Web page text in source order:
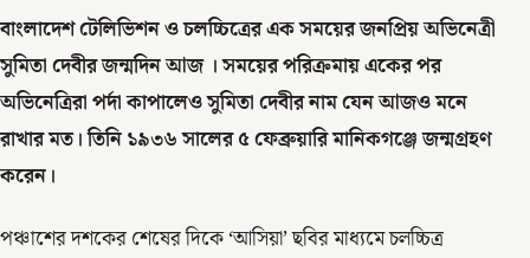
বাংলাদেশ টেলিভিশন ও চলচ্চিত্রের এক সময়ের জনপ্রিয় অভিনেত্রী
সুমিতা দেবীর জন্মদিন আজ । সময়ের পরিক্রমায় একের পর
অভিনেত্রিরা পর্দা কাপালেও সুমিতা দেবীর নাম যেন আজও মনে
রাখার মত। তিনি ১৯৩৬ সালের ৫ ফেব্রুয়ারি মানিকগঞ্জে জন্মগ্রহণ
করেন।
পঞ্চাশের দশকের শেষের দিকে ‘আসিয়া’ ছবির মাধ্যমে চলচ্চিত্র